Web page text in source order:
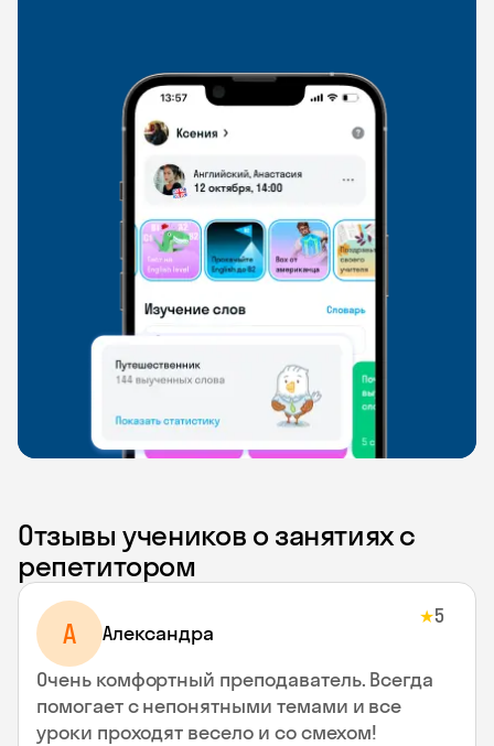
Отзывы учеников о занятиях с
репетитором
A Aлександра
★5
Очень комфортный преподаватель. Всегда
помогает с непонятными темами и все
уроки проходят весело и со смехом!